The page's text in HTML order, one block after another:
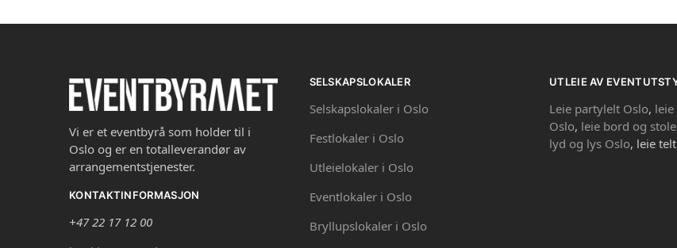
Vi er et eventbyrå som holder til i
Oslo og er en totalleverandør av
arrangementstjenester.
KONTAKTINFORMASJON
+47 22 17 12 00
SELSKAPSLOKALER
Selskapslokaler i Oslo
Festlokaler i Oslo
Utleielokaler i Oslo
Eventlokaler i Oslo
Bryllupslokaler i Oslo
UTLEIE AV
Leie partylelt Oslo,
Oslo, leie bord og
lyd og lys Oslo, leie